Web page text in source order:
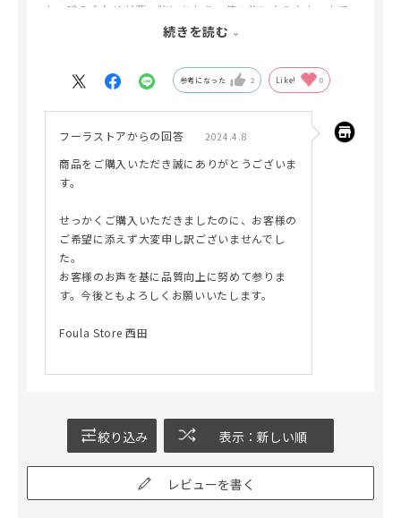
た。噛み合わせが悪い物にあたり、使い物にならなかったで
す。ハズレのものは今回が初めてだったのと、商品より送料
続きを読む
参考になった 2 Like! 0
フーラストアからの回答 2024.4.8
商品をご購入いただき誠にありがとうございま
す。
せっかくご購入いただきましたのに、お客様の
ご希望に添えず大変申し訳ございませんでし
た。
お客様のお声を基に品質向上に努めて参りま
す。今後ともよろしくお願いいたします。
Foula Store 西田
絞り込み 表示：新しい順
レビューを書く